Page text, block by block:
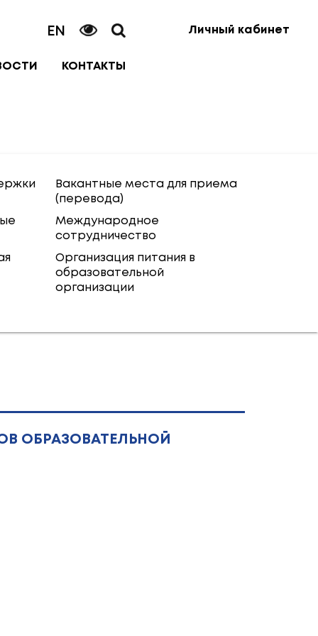
EN
КОНТАКТЫ
Личный кабинет
Вакантные места для приема
(перевода)
Международное
сотрудничество
Организация питания в
образовательной
организации
ОБРАЗОВАТЕЛЬНОЙ